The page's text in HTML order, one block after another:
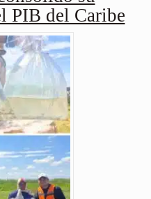
PIB del Caribe